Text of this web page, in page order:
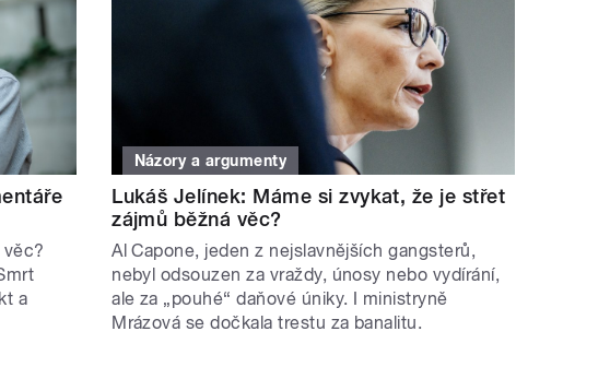
věc?
a
Názory a argumenty
Lukáš Jelínek: Máme si zvykat, že je střet
zájmů běžná věc?
Al Capone, jeden z nejslavnějších gangsterů,
nebyl odsouzen za vraždy, únosy nebo vydírání,
ale za „pouhé“ daňové úniky. I ministryně
Mrázová se dočkala trestu za banalitu.